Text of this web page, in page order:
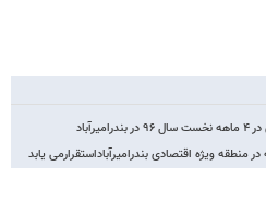
منطقه ویژه اقتصادی بندرامیرآباداستقرارمی یابد